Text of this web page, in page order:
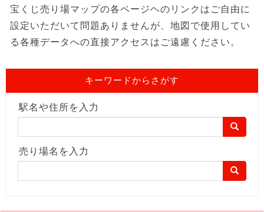
宝くじ売り場マップの各ページヘのリンクはご自由に
設定いただいて問題ありませんが、地図で使用してい
る各種データへの直接アクセスはご遠慮ください。
キーワードからさがす
駅名や住所を入力
売り場名を入力